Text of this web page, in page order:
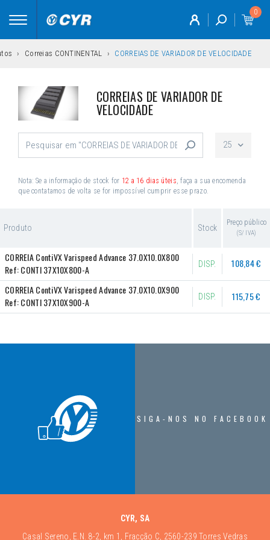
Toggle
0
Correias CONTINENTAL CORREIAS DE VARIADOR DE VELOCIDADE
CORREIAS DE VARIADOR DE
VELOCIDADE
25
Nota: Se a informação de stock for 12 a 16 dias úteis , faça a sua encomenda
que contatamos de volta se for impossível cumprir esse prazo.
Produto Stock
Preço público
(S/ IVA)
CORREIA ContiVX Varispeed Advance 37.0X10.0X800
Ref:CONTI 37X10X800-A DISP. 108,84 €
CORREIA ContiVX Varispeed Advance 37.0X10.0X900
Ref:CONTI 37X10X900-A DISP. 115,75 €
SIGA-NOS NO FACEBOOK
CYR, SA
Casal Sereno, E.N. 8-2, km 1, Fracção C, 2560-239 Torres Vedras